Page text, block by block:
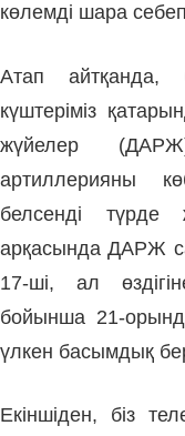
көлемді шара
Атап айтқанда,
күштеріміз
жүйелер
артиллерияны
белсенді
арқасында ДАРЖ
17-ші, ал
бойынша 21-
үл­кен басымдық
Екіншіден, біз